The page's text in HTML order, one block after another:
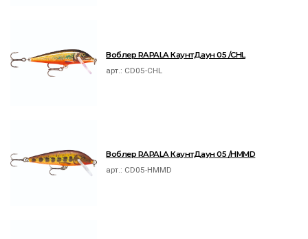
Воблер RAPALA КаунтДаун 05 /CHL
арт.: CD05-CHL
Воблер RAPALA КаунтДаун 05 /HMMD
арт.: CD05-HMMD